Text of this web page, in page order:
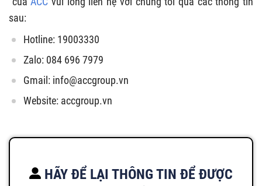
sau:
Hotline: 19003330
Zalo: 084 696 7979
Gmail: info@accgroup.vn
Website: accgroup.vn
HÃY ĐỂ LẠI THÔNG TIN ĐỂ ĐƯỢC